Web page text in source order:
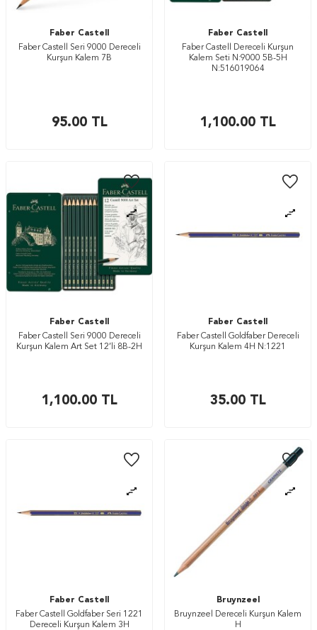
Faber Castell
Faber Castell Seri 9000 Dereceli
Kurşun Kalem 7B
95.00TL
Faber Castell
Faber Castell Dereceli Kurşun
Kalem Seti N:9000 5B-5H
N:516019064
1,100.00TL
Faber Castell
Faber Castell Seri 9000 Dereceli
Kurşun Kalem Art Set 12’li 8B-2H
1,100.00TL
Faber Castell
Faber Castell Goldfaber Dereceli
Kurşun Kalem 4H N:1221
35.00TL
Faber Castell
Faber Castell Goldfaber Seri 1221
Dereceli Kurşun Kalem 3H
Bruynzeel
Bruynzeel Dereceli Kurşun Kalem
H